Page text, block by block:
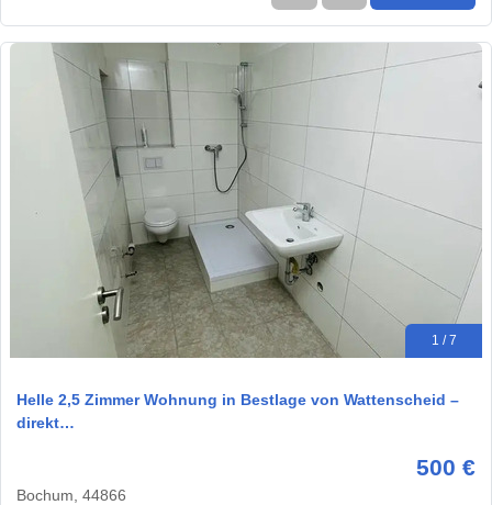
1 / 7
Helle 2,5 Zimmer Wohnung in Bestlage von Wattenscheid –
direkt…
500 €
Bochum, 44866